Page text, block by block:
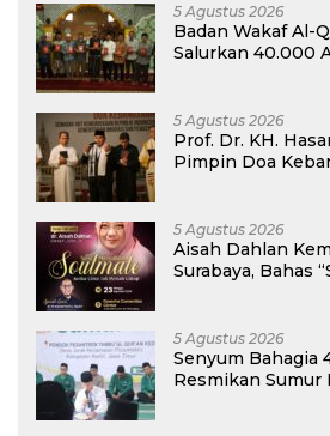
5 Agustus 2026
Badan Wakaf Al-
Salurkan 40.000
5 Agustus 2026
Prof. Dr. KH.
Pimpin Doa
Pemasyarakatan RI
5 Agustus 2026
Aisah Dahlan
Surabaya, Bahas
5 Agustus 2026
Senyum Bahagia
Resmikan Sumur